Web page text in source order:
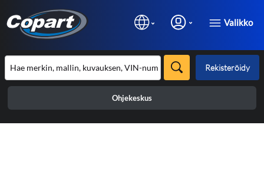
Valikko
Rekisteröidy
Ohjekeskus